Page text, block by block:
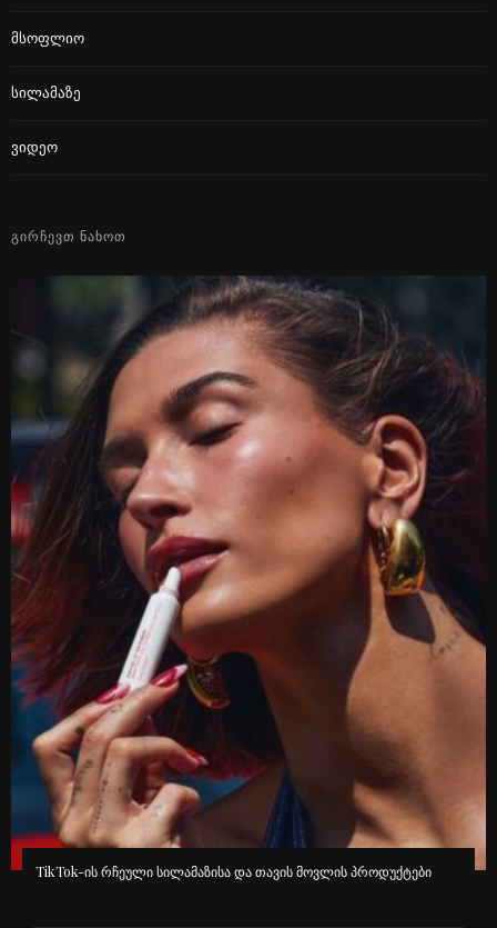
Მსოფლიო
Სილამაზე
Ვიდეო
ᲒᲘᲠᲩᲔᲕᲗ ᲜᲐᲮᲝᲗ
გავრცელებული ინფორმაციით, კინოეკრანებზე “ეშმაკს აცვია
პრადას” მეორე ნაწილი გამოვა